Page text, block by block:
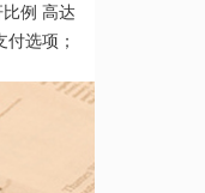
例 高达
付选项；